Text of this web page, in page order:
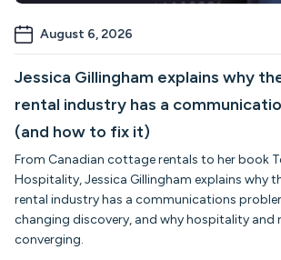
August 6, 2026
Jessica Gillingham explains why
rental industry has a
(and how to fix it)
From Canadian cottage rentals to her book
Hospitality, Jessica Gillingham explains why
rental industry has a communications
changing discovery, and why hospitality and
converging.